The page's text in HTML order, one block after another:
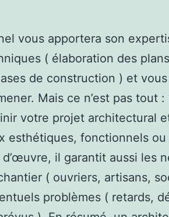
vous apportera son
( élaboration des
de construction ) et
Mais ce n’est pas tout
votre projet architectural
esthétiques, fonctionnels ou
il garantit aussi les
( ouvriers, artisans,
problèmes ( retards,